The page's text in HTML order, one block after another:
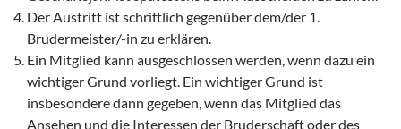
Der Austritt ist schriftlich gegenüber dem/der 1.
Brudermeister/-in zu erklären.
Ein Mitglied kann ausgeschlossen werden, wenn dazu ein
wichtiger Grund vorliegt. Ein wichtiger Grund ist
insbesondere dann gegeben, wenn das Mitglied das
Ansehen und die Interessen der Bruderschaft oder des